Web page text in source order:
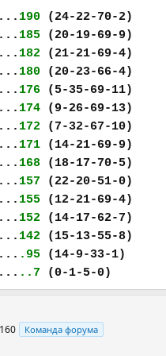
190 (24-22-70-2)
185 (20-19-69-9)
182 (21-21-69-4)
180 (20-23-66-4)
176 (5-35-69-11)
174 (9-26-69-13)
172 (7-32-67-10)
171 (14-21-69-9)
168 (18-17-70-5)
157 (22-20-51-0)
155 (12-21-69-4)
152 (14-17-62-7)
142 (15-13-55-8)
.95 (14-9-33-1)
..7 (0-1-5-0)
Команда форума